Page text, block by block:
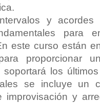
y
para
este curso están
proporcionar
los
se incluye un
improvisación y